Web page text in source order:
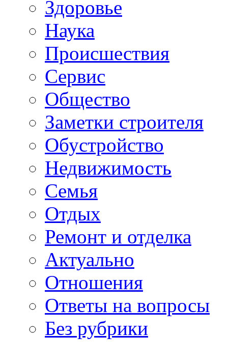
Здоровье
Наука
Происшествия
Сервис
Общество
Заметки строителя
Обустройство
Недвижимость
Семья
Отдых
Ремонт и отделка
Актуально
Отношения
Ответы на вопросы
Без рубрики